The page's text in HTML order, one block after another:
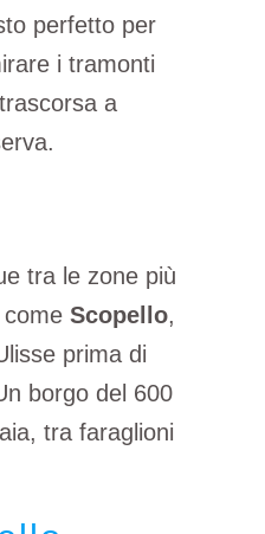
perfetto per
i tramonti
a
tra le zone più
come Scopello,
prima di
borgo del 600
tra faraglioni